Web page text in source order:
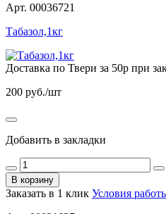
Арт. 00036721
Табазол,1кг
Доставка по Твери за 50р при
200 руб./шт
Добавить в закладки
В корзину
Заказать в 1 клик Условия